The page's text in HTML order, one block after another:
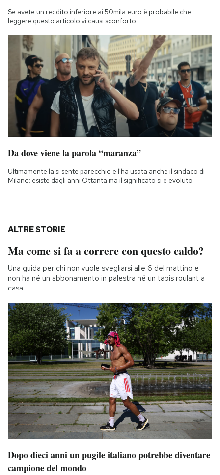
Se avete un reddito inferiore ai 50mila euro è probabile che
leggere questo articolo vi causi sconforto
Da dove viene la parola “maranza”
Ultimamente la si sente parecchio e l'ha usata anche il sindaco di
Milano: esiste dagli anni Ottanta ma il significato si è evoluto
ALTRE STORIE
Ma come si fa a correre con questo caldo?
Una guida per chi non vuole svegliarsi alle 6 del mattino e
non ha né un abbonamento in palestra né un tapis roulant a
casa
Dopo dieci anni un pugile italiano potrebbe diventare
campione del mondo